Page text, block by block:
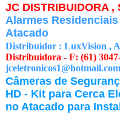
JC DISTRIBUIDORA
Alarmes
Atacado
Distribuidor : LuxVision ,
Distribuidora - F: (61)
jceletronicos1@hotmail.com
Câmeras de
HD - Kit para Cerca
no Atacado para